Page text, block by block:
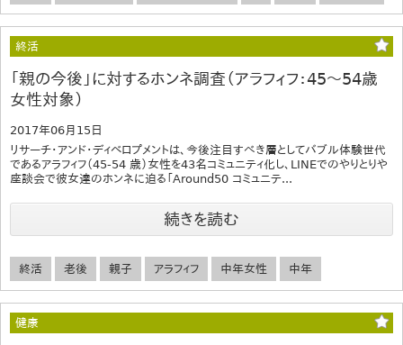
終活
「親の今後」に対するホンネ調査（アラフィフ：45～54歳
女性対象）
2017年06月15日
リサーチ・アンド・ディベロプメントは、今後注目すべき層としてバブル体験世代
であるアラフィフ（45-54 歳）女性を43名コミュニティ化し、LINEでのやりとりや
座談会で彼女達のホンネに迫る「Around50 コミュニテ...
続きを読む
終活 老後 親子 アラフィフ 中年女性 中年
健康